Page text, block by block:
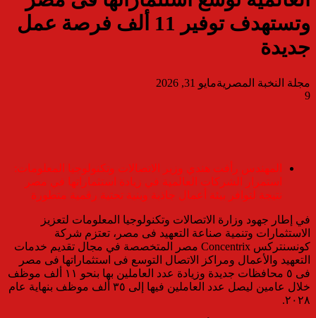
وتستهدف توفير 11 ألف فرصة عمل
جديدة
مجلة النخبة المصريةمايو 31, 2026
9
المهندس رأفت هندي وزير الاتصالات وتكنولوجيا المعلومات:
استمرار الشركات العالمية في زيادة استثماراتها في مصر
نتيجة لتوافر بيئة أعمال جاذبة وبنية تحتية رقمية متطورة
في إطار جهود وزارة الاتصالات وتكنولوجيا المعلومات لتعزيز
الاستثمارات وتنمية صناعة التعهيد فى مصر، تعتزم شركة
كونسنتركس Concentrix مصر المتخصصة في مجال تقديم خدمات
التعهيد والأعمال ومراكز الاتصال التوسع فى استثماراتها فى مصر
فى ٥ محافظات جديدة وزيادة عدد العاملين بها بنحو ١١ ألف موظف
خلال عامين ليصل عدد العاملين فيها إلى ٣٥ ألف موظف بنهاية عام
٢٠٢٨.